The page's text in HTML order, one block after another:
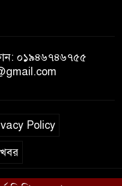
০১৯৪৬৭৪৬৭৫৫
Policy